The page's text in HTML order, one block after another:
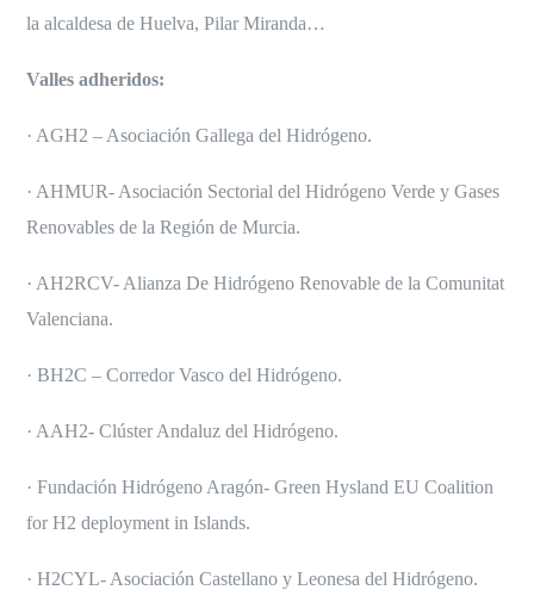
la alcaldesa de Huelva, Pilar Miranda…
Valles adheridos:
· AGH2 – Asociación Gallega del Hidrógeno.
· AHMUR- Asociación Sectorial del Hidrógeno Verde y Gases
Renovables de la Región de Murcia.
· AH2RCV- Alianza De Hidrógeno Renovable de la Comunitat
Valenciana.
· BH2C – Corredor Vasco del Hidrógeno.
· AAH2- Clúster Andaluz del Hidrógeno.
· Fundación Hidrógeno Aragón- Green Hysland EU Coalition
for H2 deployment in Islands.
· H2CYL- Asociación Castellano y Leonesa del Hidrógeno.